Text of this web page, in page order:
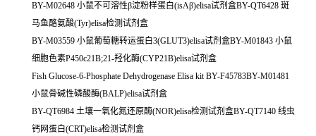
BY-M02648 小鼠不可溶性β淀粉样蛋白(isAβ)elisa试剂盒BY-QT6428 斑
马鱼酪氨酸(Tyr)elisa检测试剂盒
BY-M03559 小鼠葡萄糖转运蛋白3(GLUT3)elisa试剂盒BY-M01843 小鼠
细胞色素P450c21B;21-羟化酶(CYP21B)elisa试剂盒
Fish Glucose-6-Phosphate Dehydrogenase Elisa kit BY-F45783BY-M01481
小鼠骨碱性磷酸酶(BALP)elisa试剂盒
BY-QT6984 土壤一氧化氮还原酶(NOR)elisa检测试剂盒BY-QT7140 线虫
钙网蛋白(CRT)elisa检测试剂盒